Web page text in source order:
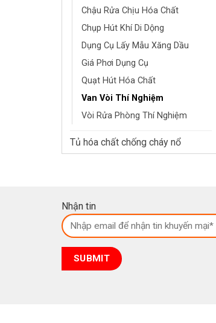
Chậu Rửa Chịu Hóa Chất
Chụp Hút Khí Di Dộng
Dụng Cụ Lấy Mẫu Xăng Dầu
Giá Phơi Dụng Cụ
Quạt Hút Hóa Chất
Van Vòi Thí Nghiệm
Vòi Rửa Phòng Thí Nghiệm
Tủ hóa chất chống cháy nổ
Nhận tin